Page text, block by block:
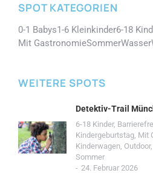
SPOT KATEGORIEN
0-1 Babys1-6 Kleinkinder6-18
Mit GastronomieSommerWasser
WEITERE SPOTS
Detektiv-Trail
6-18 Kinder,
Kindergeburtstag, Mit
Kinderwagen, Outdoor,
Sommer
24. Februar 2026